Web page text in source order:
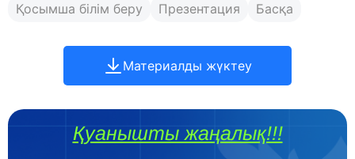
Қосымша білім беру Презентация Басқа
Материалды жүктеу
Қуанышты жаңалық!!!